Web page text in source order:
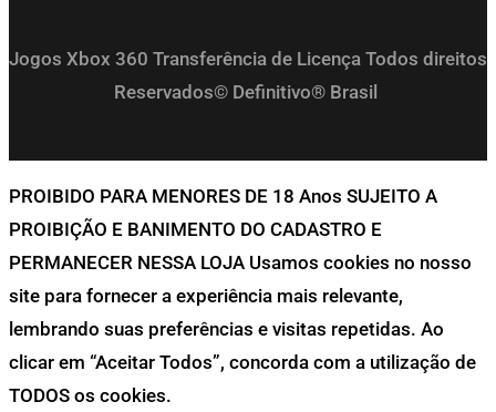
Jogos Xbox 360 Transferência de Licença Todos direitos
Reservados© Definitivo® Brasil
PROIBIDO PARA MENORES DE 18 Anos SUJEITO A
PROIBIÇÃO E BANIMENTO DO CADASTRO E
PERMANECER NESSA LOJA Usamos cookies no nosso
site para fornecer a experiência mais relevante,
lembrando suas preferências e visitas repetidas. Ao
clicar em “Aceitar Todos”, concorda com a utilização de
TODOS os cookies.